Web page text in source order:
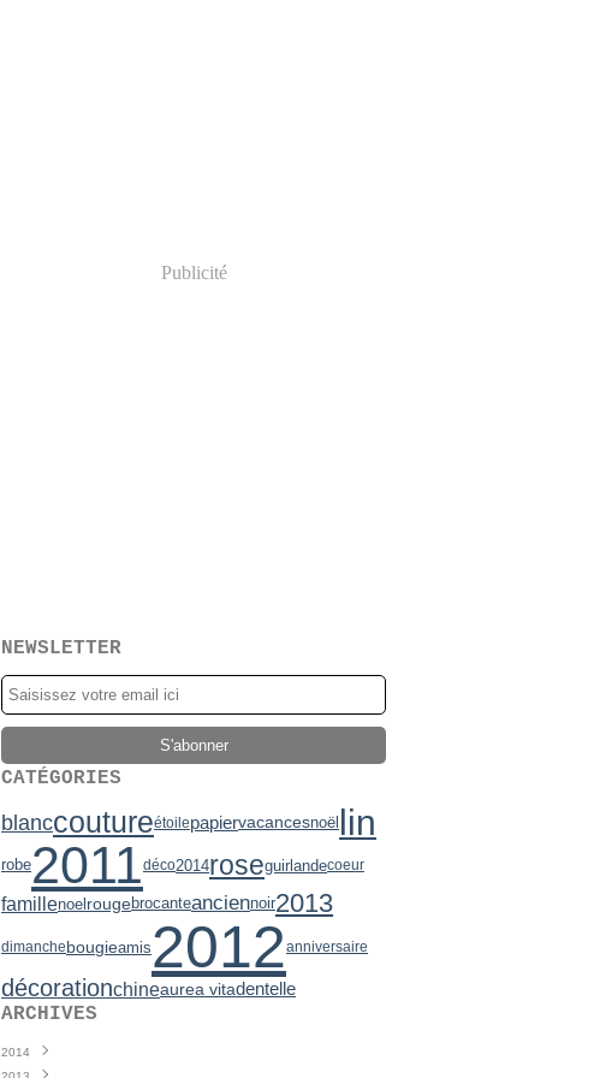
Publicité
NEWSLETTER
CATÉGORIES
blanccoutureétoilepapiervacancesnoël lin
robe2011déco2014roseguirlandecoeur
famillenoelrougebrocanteanciennoir2013
dimanchebougieamis 2012anniversaire
décorationchineaurea vitadentelle
ARCHIVES
2014